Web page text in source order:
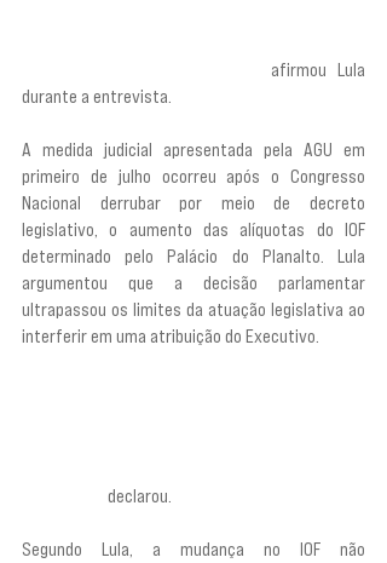
afirmou Lula
durante a entrevista.
A medida judicial apresentada pela AGU em
primeiro de julho ocorreu após o Congresso
Nacional derrubar por meio de decreto
legislativo, o aumento das alíquotas do IOF
determinado pelo Palácio do Planalto. Lula
argumentou que a decisão parlamentar
ultrapassou os limites da atuação legislativa ao
interferir em uma atribuição do Executivo.
declarou.
Segundo Lula, a mudança no IOF não